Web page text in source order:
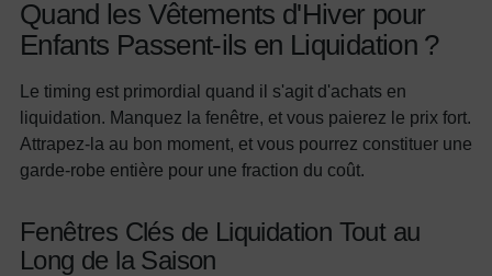
Quand les Vêtements d'Hiver pour
Enfants Passent-ils en Liquidation ?
Le timing est primordial quand il s'agit d'achats en
liquidation. Manquez la fenêtre, et vous paierez le prix fort.
Attrapez-la au bon moment, et vous pourrez constituer une
garde-robe entière pour une fraction du coût.
Fenêtres Clés de Liquidation Tout au
Long de la Saison